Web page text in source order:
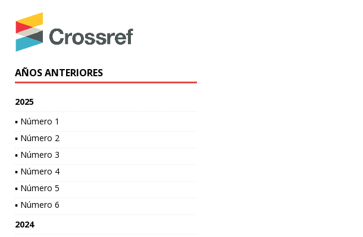
AÑOS ANTERIORES
2025
▪ Número 1
▪ Número 2
▪ Número 3
▪ Número 4
▪ Número 5
▪ Número 6
2024